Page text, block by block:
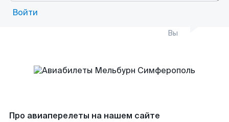
Войти
Вы
Про авиаперелеты на нашем сайте